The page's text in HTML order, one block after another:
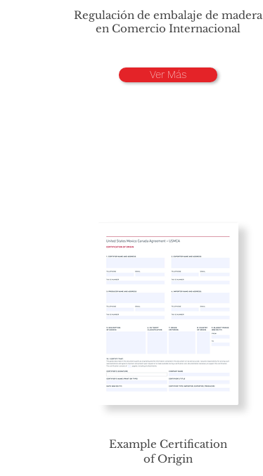
Regulación de embalaje de madera
en Comercio Internacional
Ver Más
Example Certification
of Origin